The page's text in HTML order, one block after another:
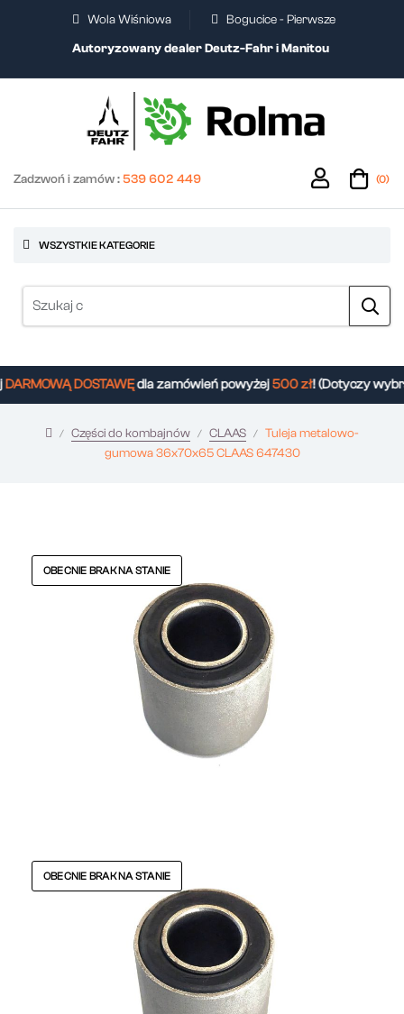
Wola Wiśniowa
Bogucice - Pierwsze
Autoryzowany dealer Deutz-Fahr i Manitou
Zadzwoń i zamów :539 602 449 (0)
WSZYSTKIE KATEGORIE
DOSTAWĘdla zamówień powyżej500 zł! (Dotyczy
Części do kombajnów CLAAS
Tuleja metalowo-
gumowa 36x70x65 CLAAS 647430
OBECNIE BRAK NA STANIE
OBECNIE BRAK NA STANIE